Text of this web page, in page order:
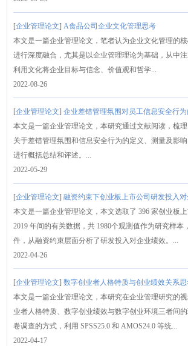
[企业管理论文] A食品公司企业文化管理思考
本文是一篇企业管理论文，笔者认为企业文化管理的
进行深度融合，尤其是以企业管理理论为基础，从中注
利用文化将企业目标与信念、价值观和哲学...
2022-08-26
[企业管理论文]企业差错管理氛围对员工信息安全行
本文是一篇企业管理论文，本研究通过文献阅读，梳
关于差错管理氛围和信息安全行为的定义、测量及影
进行概括总结和评述。...
2022-05-29
[企业管理论文]融资约束下创业板上市公司研发投入
本文是一篇企业管理论文，本文选取了 396 家创业板
2019 年间的有关数据，共 1980个观测值作为研究样本
件，从融资约束层面分析了研发投入对企业绩效。...
2022-04-26
[企业管理论文]数字创业者人格特质与创业绩效关系
本文是一篇企业管理论文，本研究在企业管理研究的
业者人格特质、数字创业绩效与数字创业环境三者间
卷调查的方式，利用 SPSS25.0 和 AMOS24.0 等统...
2022-04-17